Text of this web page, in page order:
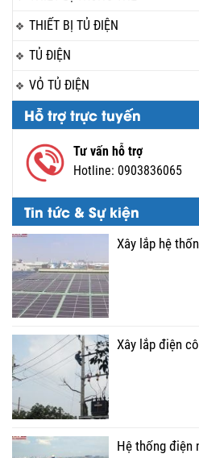
THIẾT BỊ TỦ ĐIỆN
TỦ ĐIỆN
VỎ TỦ ĐIỆN
Hỗ trợ trực tuyến
Tư vấn hỗ trợ
Hotline: 0903836065
Tin tức & Sự kiện
Xây lắp hệ
Xây lắp điện
Hệ thống điện